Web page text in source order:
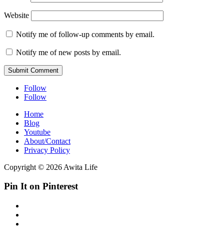
Website
Notify me of follow-up comments by email.
Notify me of new posts by email.
Submit Comment
Follow
Follow
Home
Blog
Youtube
About/Contact
Privacy Policy
Copyright © 2026 Awita Life
Pin It on Pinterest